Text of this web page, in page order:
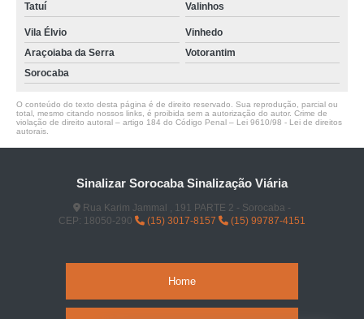
Tatuí Valinhos
Vila Élvio
Vinhedo
Araçoiaba da Serra
Votorantim
Sorocaba
O conteúdo do texto desta página é de direito reservado. Sua reprodução, parcial ou
total, mesmo citando nossos links, é proibida sem a autorização do autor. Crime de
violação de direito autoral – artigo 184 do Código Penal – Lei 9610/98 - Lei de direitos
autorais
Sinalizar Sorocaba Sinalização Viária
Rua Karim Jammal , 191 PARTE 2 - Sorocaba -
CEP: 18050-290
(15) 3017-8157 (15) 99787-4151
Home